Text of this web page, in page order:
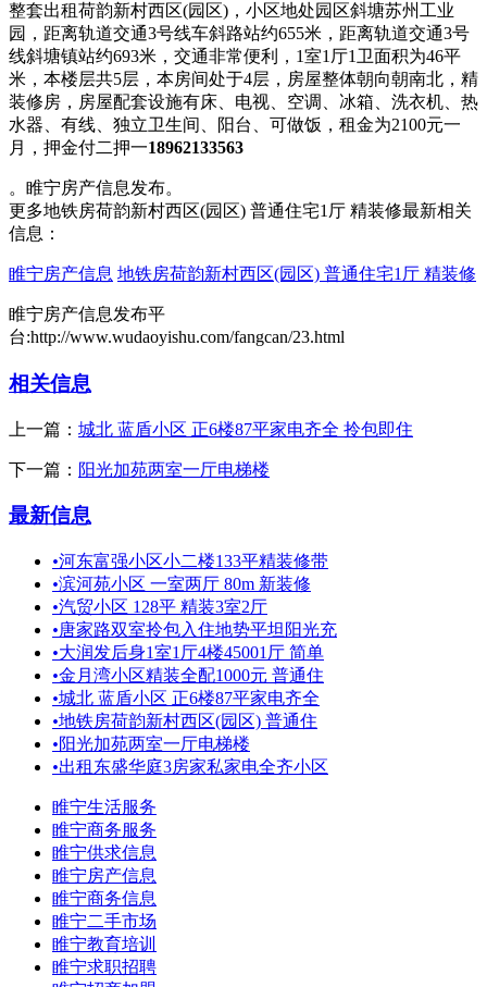
整套出租荷韵新村西区(园区)，小区地处园区斜塘苏州工业
园，距离轨道交通3号线车斜路站约655米，距离轨道交通3号
线斜塘镇站约693米，交通非常便利，1室1厅1卫面积为46平
米，本楼层共5层，本房间处于4层，房屋整体朝向朝南北，精
装修房，房屋配套设施有床、电视、空调、冰箱、洗衣机、热
水器、有线、独立卫生间、阳台、可做饭，租金为2100元一
月，押金付二押一18962133563
。睢宁房产信息发布。
更多地铁房荷韵新村西区(园区) 普通住宅1厅 精装修最新相关
信息：
睢宁房产信息 地铁房荷韵新村西区(园区) 普通住宅1厅 精装修
睢宁房产信息发布平
台:http://www.wudaoyishu.com/fangcan/23.html
相关信息
上一篇： 城北 蓝盾小区 正6楼87平家电齐全 拎包即住
下一篇： 阳光加苑两室一厅电梯楼
最新信息
•河东富强小区小二楼133平精装修带
•滨河苑小区 一室两厅 80m 新装修
•汽贸小区 128平 精装3室2厅
•唐家路双室拎包入住地势平坦阳光充
•大润发后身1室1厅4楼45001厅 简单
•金月湾小区精装全配1000元 普通住
•城北 蓝盾小区 正6楼87平家电齐全
•地铁房荷韵新村西区(园区) 普通住
•阳光加苑两室一厅电梯楼
•出租东盛华庭3房家私家电全齐小区
睢宁生活服务
睢宁商务服务
睢宁供求信息
睢宁房产信息
睢宁商务信息
睢宁二手市场
睢宁教育培训
睢宁求职招聘